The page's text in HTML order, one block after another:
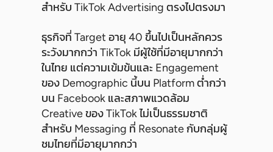
สำหรับ TikTok Advertising ตรงไปตรงมา
ธุรกิจที่ Target อายุ 40 ขึ้นไปเป็นหลักควร
ระวังมากกว่า TikTok มีผู้ใช้ที่มีอายุมากกว่า
ในไทย แต่ความเข้มข้นและ Engagement
ของ Demographic นี้บน Platform ต่ำกว่า
บน Facebook และสภาพแวดล้อม
Creative ของ TikTok ไม่เป็นธรรมชาติ
สำหรับ Messaging ที่ Resonate กับกลุ่มผู้
ชมไทยที่มีอายุมากกว่า